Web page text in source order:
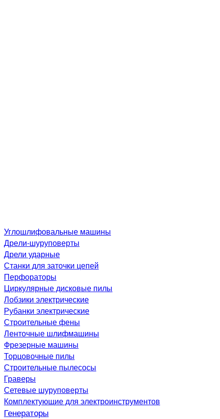
Углошлифовальные машины
Дре­ли-шу­рупо­вер­ты
Дрели ударные
Станки для заточки цепей
Перфораторы
Циркулярные дисковые пилы
Лобзики электрические
Рубанки электрические
Строительные фены
Ленточные шлифмашины
Фрезерные машины
Торцовочные пилы
Строительные пылесосы
Граверы
Сетевые шуруповерты
Комплектующие для электроинструментов
Генераторы